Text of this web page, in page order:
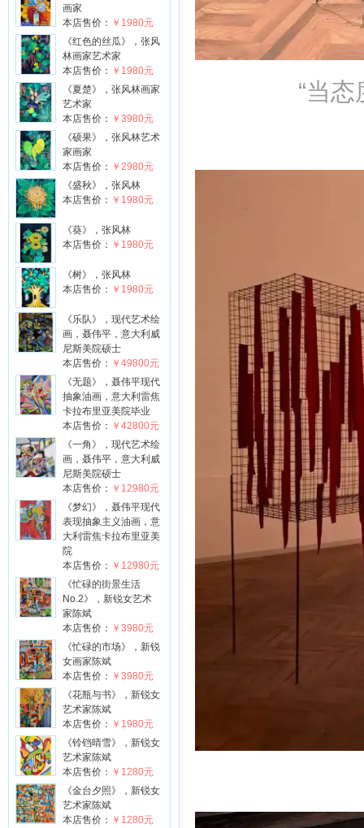
画家
本店售价： ￥1980元
《红色的丝瓜》，张风
林画家艺术家
本店售价： ￥1980元
《夏楚》，张风林画家
艺术家
本店售价： ￥3980元
《硕果》，张风林艺术
家画家
本店售价： ￥2980元
《盛秋》，张风林
本店售价： ￥1980元
《葵》，张风林
本店售价： ￥1980元
《树》，张风林
本店售价： ￥1980元
《乐队》，现代艺术绘
画，聂伟平，意大利威
尼斯美院硕士
本店售价： ￥49800元
《无题》，聂伟平现代
抽象油画，意大利雷焦
卡拉布里亚美院毕业
本店售价： ￥42800元
《一角》，现代艺术绘
画，聂伟平，意大利威
尼斯美院硕士
本店售价： ￥12980元
《梦幻》，聂伟平现代
表现抽象主义油画，意
大利雷焦卡拉布里亚美
院
本店售价： ￥12980元
《忙碌的街景生活
No.2》，新锐女艺术
家陈斌
本店售价： ￥3980元
《忙碌的市场》，新锐
女画家陈斌
本店售价： ￥3980元
《花瓶与书》，新锐女
艺术家陈斌
本店售价： ￥1980元
《铃铛晴雪》，新锐女
艺术家陈斌
本店售价： ￥1280元
《金台夕照》，新锐女
艺术家陈斌
本店售价： ￥1280元
“当